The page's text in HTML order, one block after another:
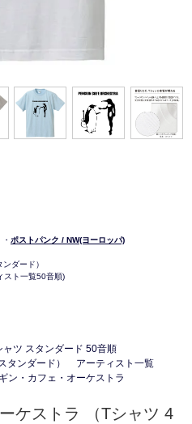
・ ポストパンク / NW(ヨーロッパ)
ダード）
スト一覧50音順)
ャツ スタンダード 50音順
タンダード）
アーティスト一覧
ン・カフェ・オーケストラ
ケストラ （Tシャツ 4